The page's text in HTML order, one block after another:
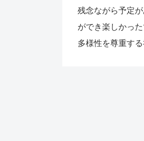
残念ながら予定
ができ楽しかった
多様性を尊重す